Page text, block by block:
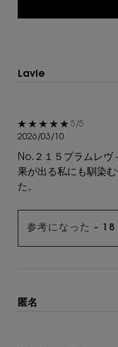
Lavie
5星中5。
5/5
2026/03/10
No.２１５プラムレヴ
果が出る私にも馴染
た。
参考になった - 18
匿名